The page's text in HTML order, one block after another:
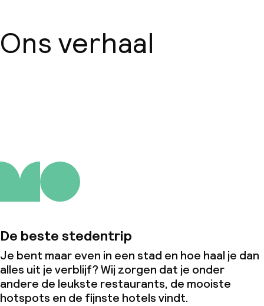
Ons verhaal
De beste stedentrip
Je bent maar even in een stad en hoe haal je dan
alles uit je verblijf? Wij zorgen dat je onder
andere de leukste restaurants, de mooiste
hotspots en de fijnste hotels vindt.